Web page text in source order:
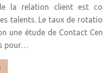
la relation client est
talents. Le taux de
une étude de Contact
pour…